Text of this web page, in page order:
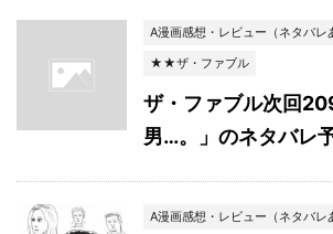
A漫画感想・レビュー（ネタバレ
★★ザ・ファブル
ザ・ファブル次回
男…。」のネタバレ
A漫画感想・レビュー（ネタバレ